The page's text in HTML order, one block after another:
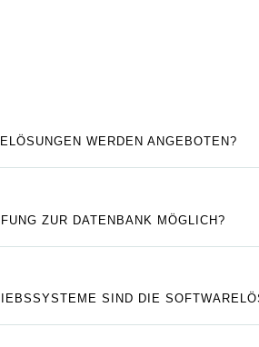
WERDEN ANGEBOTEN?
ZUR DATENBANK MÖGLICH?
SIND DIE